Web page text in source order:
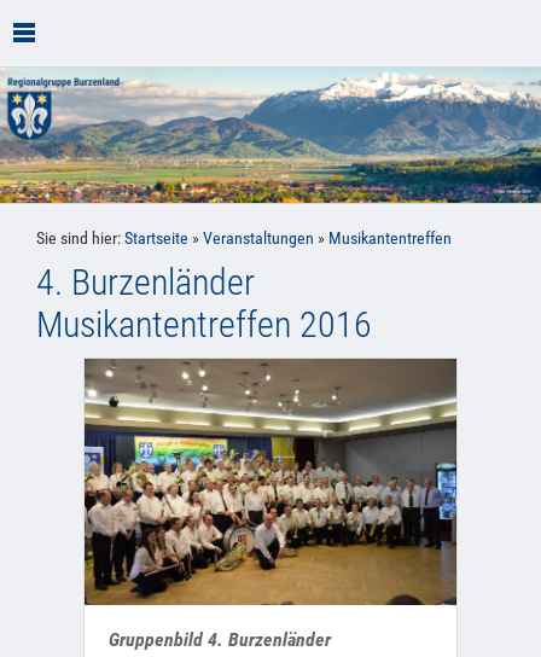
Sie sind hier:Startseite »Veranstaltungen » Musikantentreffen
4. Burzenländer
Musikantentreffen 2016
Gruppenbild 4. Burzenländer